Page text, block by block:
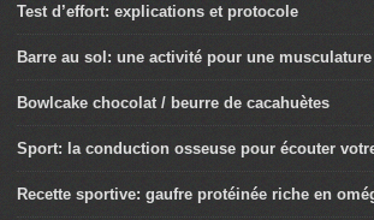
Test d’effort: explications et protocole
Barre au sol: une activité pour une
Bowlcake chocolat / beurre de cacahuètes
Sport: la conduction osseuse pour écouter
Recette sportive: gaufre protéinée riche en